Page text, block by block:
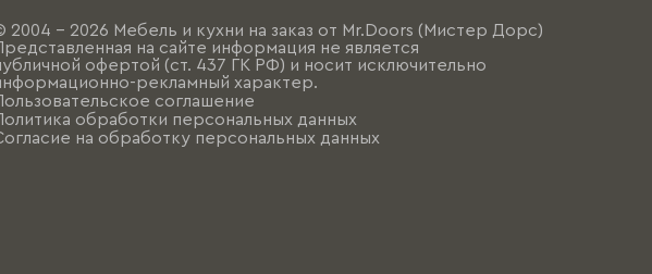
2004 - 2026 Мебель и кухни на заказ от Mr.Doors (Мистер Дорс)
на сайте информация не является
офертой (ст. 437 ГК РФ) и носит исключительно
рекламный характер.
соглашение
обработки персональных данных
на обработку персональных данных